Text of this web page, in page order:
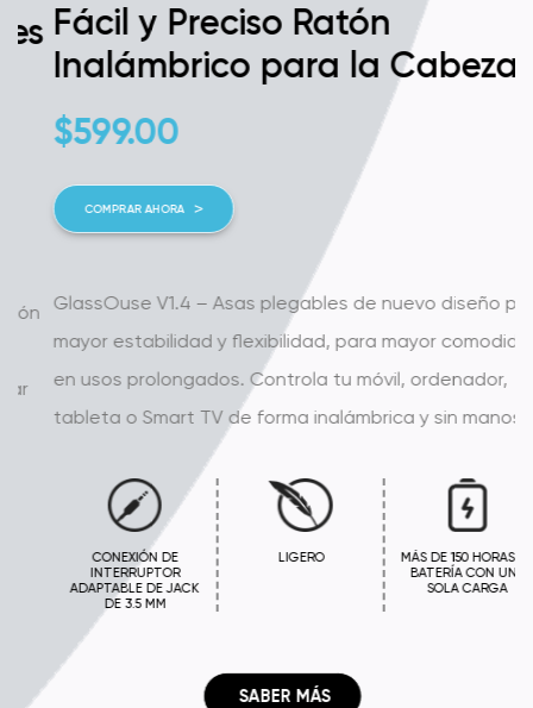
Fácil y Preciso Ratón
Inalámbrico para la Cabeza
599.00
COMPRAR AHORA
GlassOuse V1.4 – Asas plegables de nuevo diseño para
mayor estabilidad y flexibilidad, para mayor comodidad
en usos prolongados. Controla tu móvil, ordenador,
tableta o Smart TV de forma inalámbrica y sin manos...
CONEXIÓN DE
INTERRUPTOR
ADAPTABLE DE JACK
DE 3.5 MM
LIGERO
MÁS DE 150 HORAS DE
BATERÍA CON UNA
SOLA CARGA
SABER MÁS